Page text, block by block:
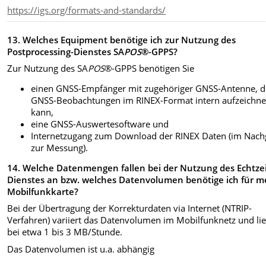
https://igs.org/formats-and-standards/
13. Welches Equipment benötige ich zur Nutzung des
Postprocessing-Dienstes SAPOS®-GPPS?
Zur Nutzung des SAPOS®-GPPS benötigen Sie
einen GNSS-Empfänger mit zugehöriger GNSS-Antenne,
GNSS-Beobachtungen im RINEX-Format intern
kann,
eine GNSS-Auswertesoftware und
Internetzugang zum Download der RINEX Daten (im
zur Messung).
14. Welche Datenmengen fallen bei der Nutzung des
Dienstes an bzw. welches Datenvolumen benötige ich für
Mobilfunkkarte?
Bei der Übertragung der Korrekturdaten via Internet (NTRIP-
Verfahren) variiert das Datenvolumen im Mobilfunknetz und
bei etwa 1 bis 3 MB/Stunde.
Das Datenvolumen ist u.a. abhängig